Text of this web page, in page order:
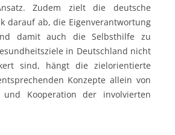
Zudem zielt die deutsche
darauf ab, die Eigenverantwortung
damit auch die Selbsthilfe zu
in Deutschland nicht
sind, hängt die zielorientierte
Konzepte allein von
Kooperation der involvierten